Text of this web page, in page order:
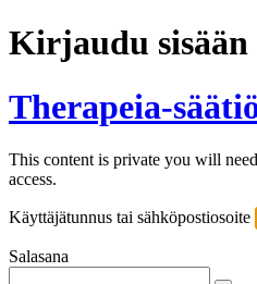
Kirjaudu sisään
Therapeia-
This content is private you will
access.
Käyttäjätunnus tai sähköpostiosoite
Salasana